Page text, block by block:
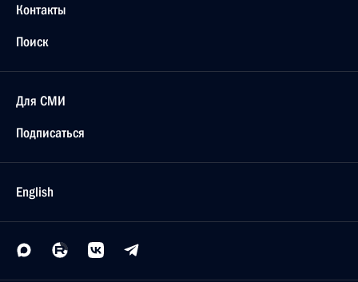
Контакты
Поиск
Для СМИ
Подписаться
English